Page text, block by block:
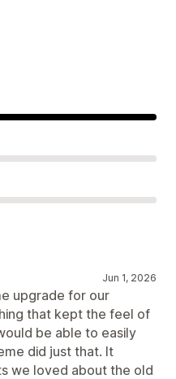
Jun 1, 2026
upgrade for our
that kept the feel of
be able to easily
did just that. It
we loved about the old